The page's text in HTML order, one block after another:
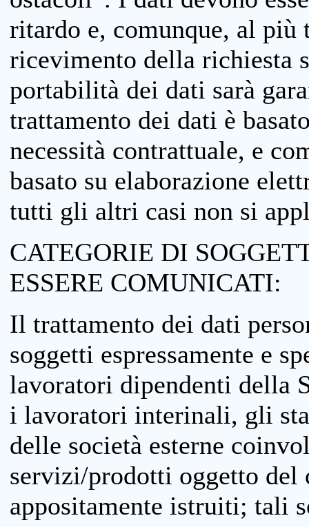
ritardo e, comunque, al più
ricevimento della richiesta
portabilità dei dati sarà
trattamento dei dati è
necessità contrattuale, e
basato su elaborazione
tutti gli altri casi non si
CATEGORIE DI
ESSERE COMUNICATI:
Il trattamento dei dati
soggetti espressamente e
lavoratori dipendenti della
i lavoratori interinali, gli
delle società esterne
servizi/prodotti oggetto
appositamente istruiti; tali